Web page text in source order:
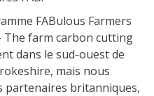
FABulous Farmers
farm carbon cutting
dans le sud-ouest de
mais nous
partenaires britanniques,